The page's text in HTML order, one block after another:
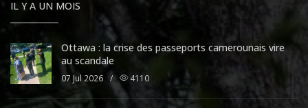
IL Y A UN MOIS
Ottawa : la crise des passeports camerounais vire
au scandale
07 Jul 2026 / 4110